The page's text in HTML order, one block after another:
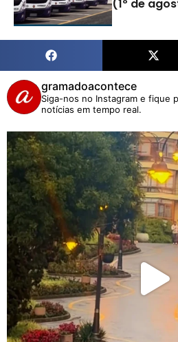
(1º de
gramadoacontece
Siga-nos no Instagram e fique
notícias em tempo real.